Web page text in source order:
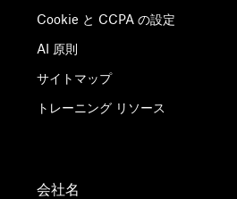
Cookie と CCPA の設定
AI 原則
サイトマップ
トレーニング リソース
会社名